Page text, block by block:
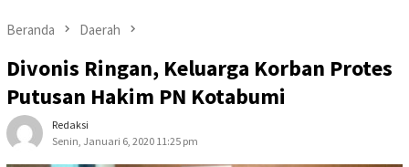
Beranda Daerah
Divonis Ringan, Keluarga Korban Protes
Putusan Hakim PN Kotabumi
Redaksi
Senin, Januari 6, 2020 11:25 pm